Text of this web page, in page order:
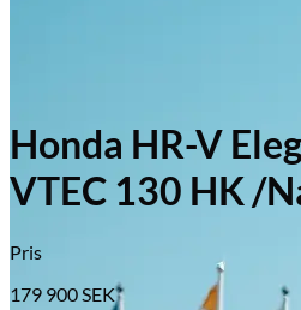
Honda HR-V
VTEC 130 HK /
Pris
179 900 SEK